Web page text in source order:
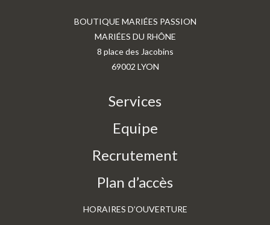
BOUTIQUE MARIÉES PASSION
MARIÉES DU RHÔNE
8 place des Jacobins
69002 LYON
Services
Equipe
Recrutement
Plan d’accès
HORAIRES D’OUVERTURE